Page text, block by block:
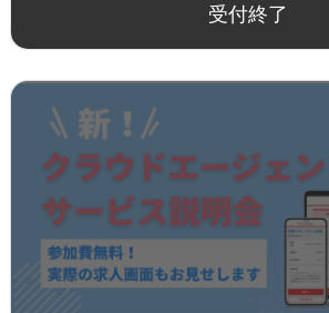
受付終了